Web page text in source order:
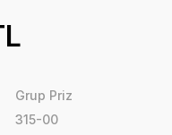
Grup Priz
315-00